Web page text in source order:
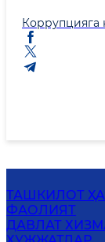
ТАШКИЛОТ
ФАОЛИЯТ
ДАВЛАТ